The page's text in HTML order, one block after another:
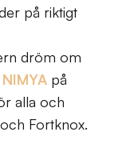
på riktigt
dröm om
NIMYA på
alla och
Fortknox.